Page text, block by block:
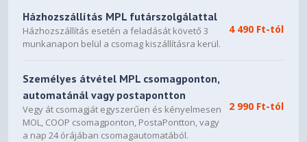
Házhozszállítás MPL futárszolgálattal
Házhozszállítás esetén a feladását követő 3
munkanapon belül a csomag kiszállításra kerül.
4 490 Ft-tól
Személyes átvétel MPL csomagponton,
automatánál vagy postapontton
Vegy át csomagját egyszerűen és kényelmesen
MOL, COOP csomagponton, PostaPontton, vagy
a nap 24 órájában csomagautomatából.
2 990 Ft-tól